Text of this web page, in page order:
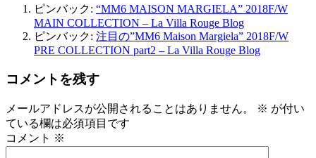
ピンバック: “MM6 MAISON MARGIELA” 2018F/W
MAIN COLLECTION – La Villa Rouge Blog
ピンバック: 注目の”MM6 Maison Margiela” 2018F/W
PRE COLLECTION part2 – La Villa Rouge Blog
コメントを残す
メールアドレスが公開されることはありません。 ※ が付い
ている欄は必須項目です
コメント ※